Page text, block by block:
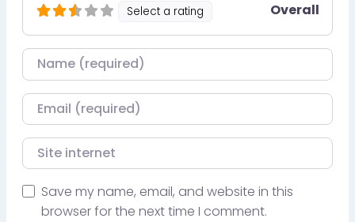
Select a rating Overall
Nom
Courriel
Site internet
Save my name, email, and website in this
browser for the next time I comment.